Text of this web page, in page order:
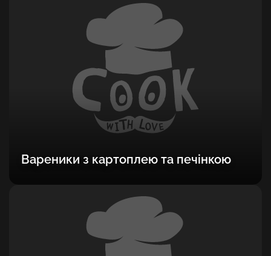
Вареники з картоплею та печінкою